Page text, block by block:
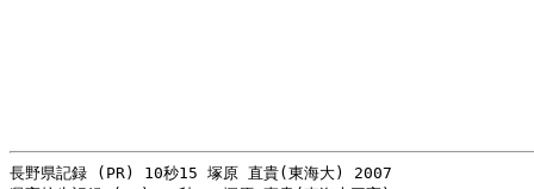
長野県記録 (PR) 10秒15 塚原 直貴(東海大) 2007